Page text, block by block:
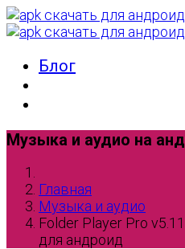
Блог
Музыка и аудио на
Главная
Музыка и аудио
Folder Player Pro
для андроид